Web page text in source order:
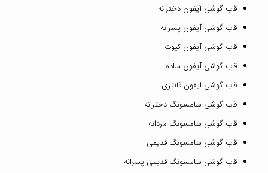
قاب گوشی آیفون دخترانه
قاب گوشی آیفون پسرانه
قاب گوشی آیفون کیوت
قاب گوشی آیفون ساده
قاب گوشی ایفون فانتزی
قاب گوشی سامسونگ دخترانه
قاب گوشی سامسونگ مردانه
قاب گوشی سامسونگ قدیمی
قاب گوشی سامسونگ قدیمی پسرانه